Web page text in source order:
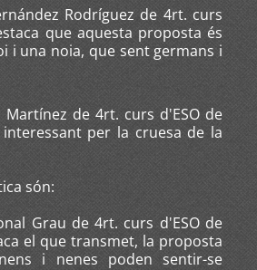
Rodríguez de 4rt. curs
que aquesta proposta és
i una noia, que sent germans i
Martínez de 4rt. curs d'ESO de
per la cruesa de la
són:
Grau de 4rt. curs d'ESO de
el que transmet, la proposta
i nenes poden sentir-se